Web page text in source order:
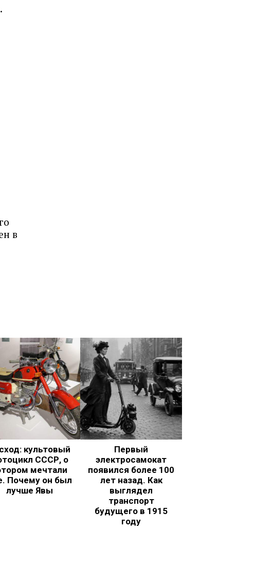
в
культовый
СССР, о
мечтали
Почему он был
лучше Явы
Первый
электросамокат
появился более 100
лет назад. Как
выглядел
транспорт
будущего в 1915
году